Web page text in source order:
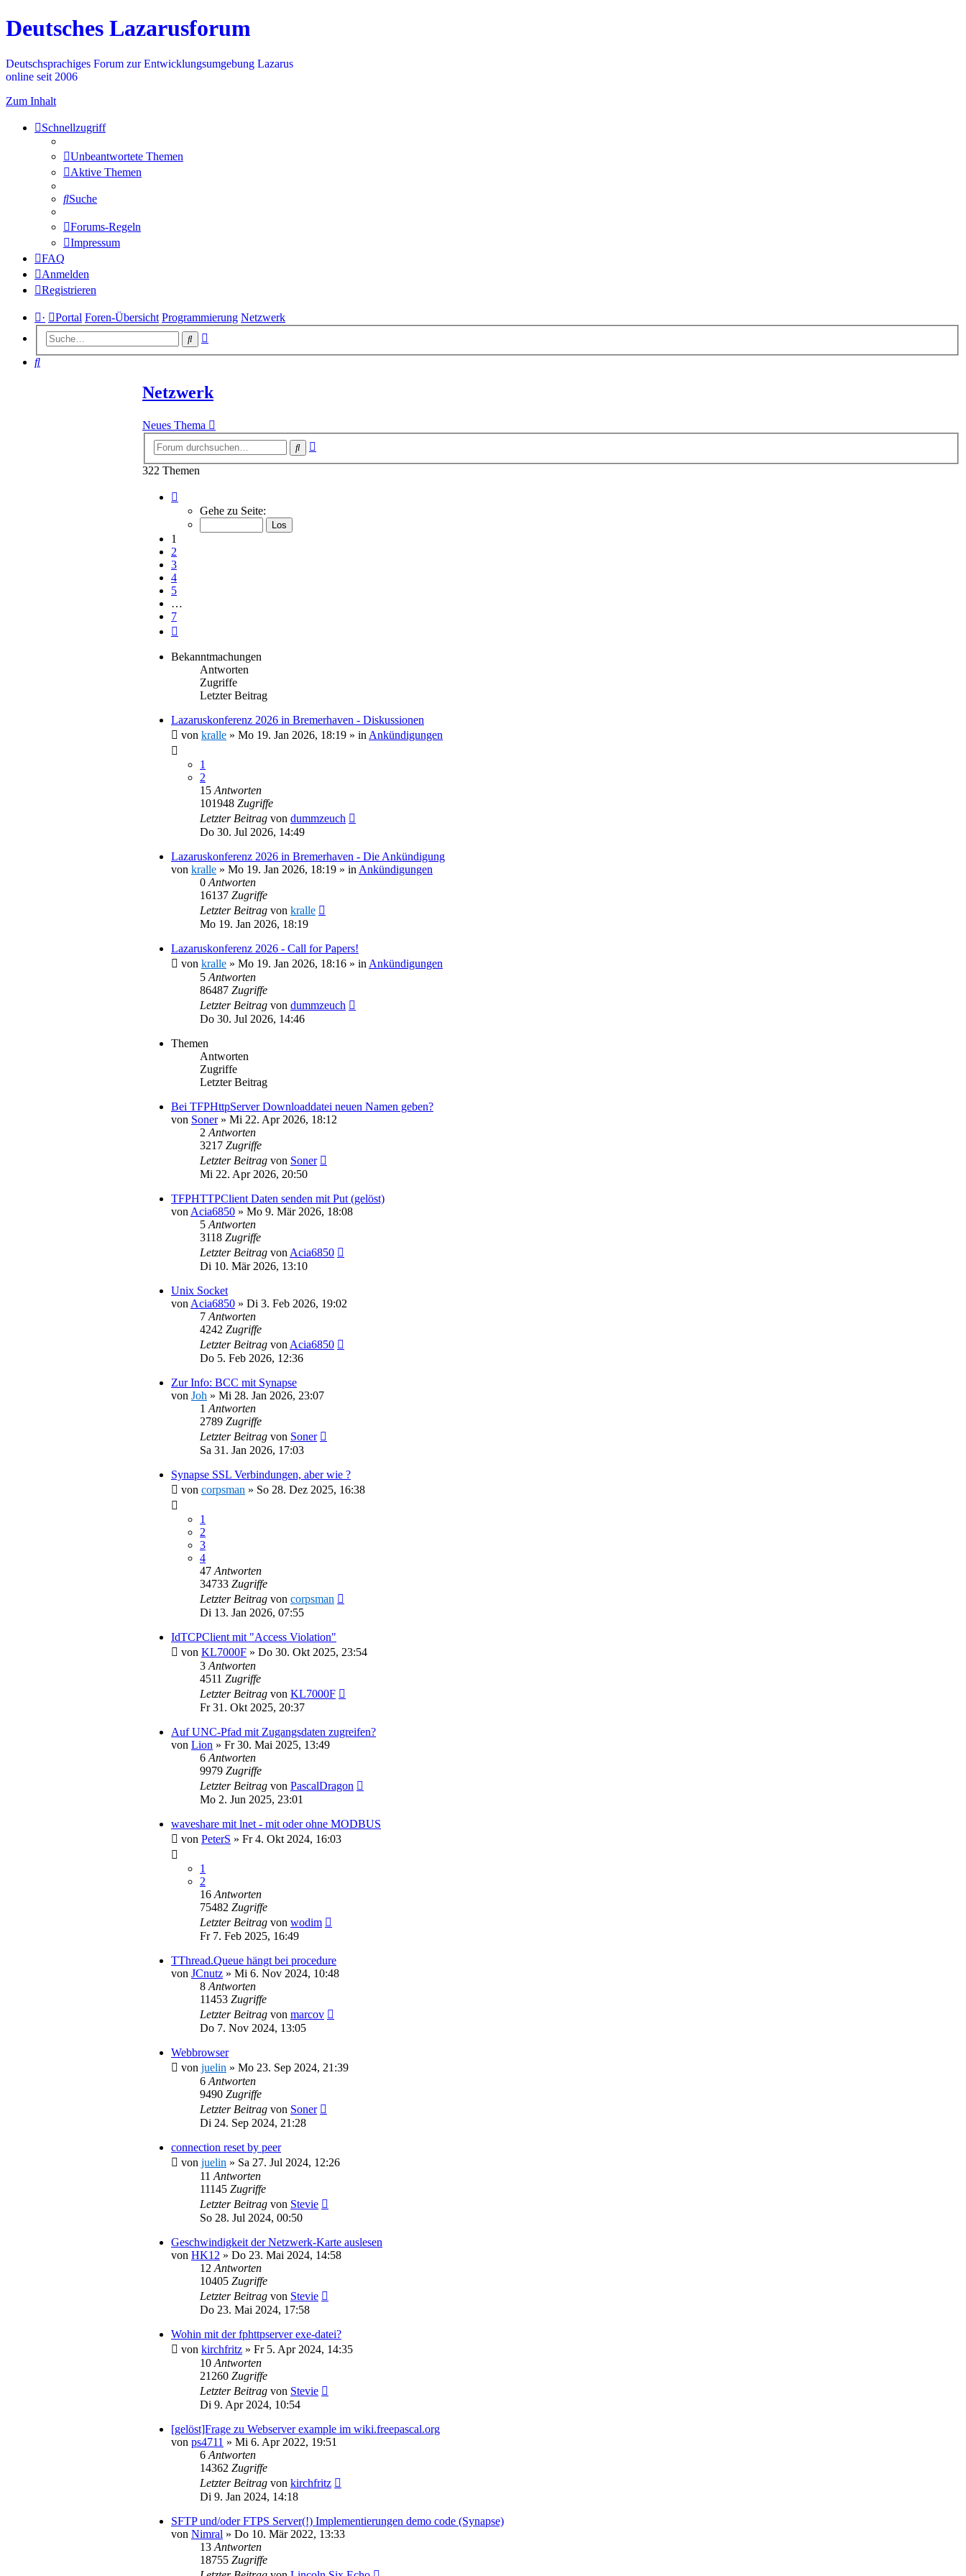
Deutsches Lazarusforum
Deutschsprachiges Forum zur Entwicklungsumgebung Lazarus
online seit 2006
Zum Inhalt
Schnellzugriff
Unbeantwortete Themen
Aktive Themen
Suche
Forums-Regeln
Impressum
FAQ
Anmelden
Registrieren
· Portal Foren-Übersicht Programmierung Netzwerk
Suche
Suche
Netzwerk
Neues Thema
Suche
322 Themen
von
Gehe zu Seite:
1
2
3
4
5
…
7
Bekanntmachungen
Antworten
Zugriffe
Letzter Beitrag
Lazaruskonferenz 2026 in Bremerhaven - Diskussionen
von kralle » Mo 19. Jan 2026, 18:19 » in Ankündigungen
1
2
15 Antworten
101948 Zugriffe
Letzter Beitrag von dummzeuch
Do 30. Jul 2026, 14:49
Lazaruskonferenz 2026 in Bremerhaven - Die Ankündigung
von kralle » Mo 19. Jan 2026, 18:19 » in Ankündigungen
0 Antworten
16137 Zugriffe
Letzter Beitrag von kralle
Mo 19. Jan 2026, 18:19
Lazaruskonferenz 2026 - Call for Papers!
von kralle » Mo 19. Jan 2026, 18:16 » in Ankündigungen
5 Antworten
86487 Zugriffe
Letzter Beitrag von dummzeuch
Do 30. Jul 2026, 14:46
Themen
Antworten
Zugriffe
Letzter Beitrag
Bei TFPHttpServer Downloaddatei neuen Namen geben?
von Soner» Mi 22. Apr 2026, 18:12
2 Antworten
3217 Zugriffe
Letzter Beitrag von Soner
Mi 22. Apr 2026, 20:50
TFPHTTPClient Daten senden mit Put (gelöst)
von Acia6850 » Mo 9. Mär 2026, 18:08
5 Antworten
3118 Zugriffe
Letzter Beitrag von Acia6850
Di 10. Mär 2026, 13:10
Unix Socket
von Acia6850 » Di 3. Feb 2026, 19:02
7 Antworten
4242 Zugriffe
Letzter Beitrag von Acia6850
Do 5. Feb 2026, 12:36
Zur Info: BCC mit Synapse
von Joh » Mi 28. Jan 2026, 23:07
1 Antworten
2789 Zugriffe
Letzter Beitrag von Soner
Sa 31. Jan 2026, 17:03
Synapse SSL Verbindungen, aber wie ?
von corpsman » So 28. Dez 2025, 16:38
1
2
3
4
47 Antworten
34733 Zugriffe
Letzter Beitrag von corpsman
Di 13. Jan 2026, 07:55
IdTCPClient mit "Access Violation"
von KL7000F » Do 30. Okt 2025, 23:54
3 Antworten
4511 Zugriffe
Letzter Beitrag von KL7000F
Fr 31. Okt 2025, 20:37
Auf UNC-Pfad mit Zugangsdaten zugreifen?
von Lion » Fr 30. Mai 2025, 13:49
6 Antworten
9979 Zugriffe
Letzter Beitrag von PascalDragon
Mo 2. Jun 2025, 23:01
waveshare mit lnet - mit oder ohne MODBUS
von PeterS » Fr 4. Okt 2024, 16:03
1
2
16 Antworten
75482 Zugriffe
Letzter Beitrag von wodim
Fr 7. Feb 2025, 16:49
TThread.Queue hängt bei procedure
von JCnutz » Mi 6. Nov 2024, 10:48
8 Antworten
11453 Zugriffe
Letzter Beitrag von marcov
Do 7. Nov 2024, 13:05
Webbrowser
von juelin » Mo 23. Sep 2024, 21:39
6 Antworten
9490 Zugriffe
Letzter Beitrag von Soner
Di 24. Sep 2024, 21:28
connection reset by peer
von juelin » Sa 27. Jul 2024, 12:26
11 Antworten
11145 Zugriffe
Letzter Beitrag von Stevie
So 28. Jul 2024, 00:50
Geschwindigkeit der Netzwerk-Karte auslesen
von HK12 » Do 23. Mai 2024, 14:58
12 Antworten
10405 Zugriffe
Letzter Beitrag von Stevie
Do 23. Mai 2024, 17:58
Wohin mit der fphttpserver exe-datei?
von kirchfritz » Fr 5. Apr 2024, 14:35
10 Antworten
21260 Zugriffe
Letzter Beitrag von Stevie
Di 9. Apr 2024, 10:54
[gelöst]Frage zu Webserver example im wiki.freepascal.org
von ps4711 » Mi 6. Apr 2022, 19:51
6 Antworten
14362 Zugriffe
Letzter Beitrag von kirchfritz
Di 9. Jan 2024, 14:18
SFTP und/oder FTPS Server(!) Implementierungen demo code (Synapse)
von Nimral » Do 10. Mär 2022, 13:33
13 Antworten
18755 Zugriffe